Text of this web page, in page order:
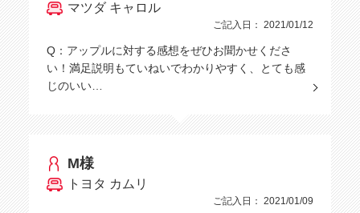
マツダ キャロル
ご記入日： 2021/01/12
Q：アップルに対する感想をぜひお聞かせくださ
い！満足説明もていねいでわかりやすく、とても感
じのいい…
M様
トヨタ カムリ
ご記入日： 2021/01/09